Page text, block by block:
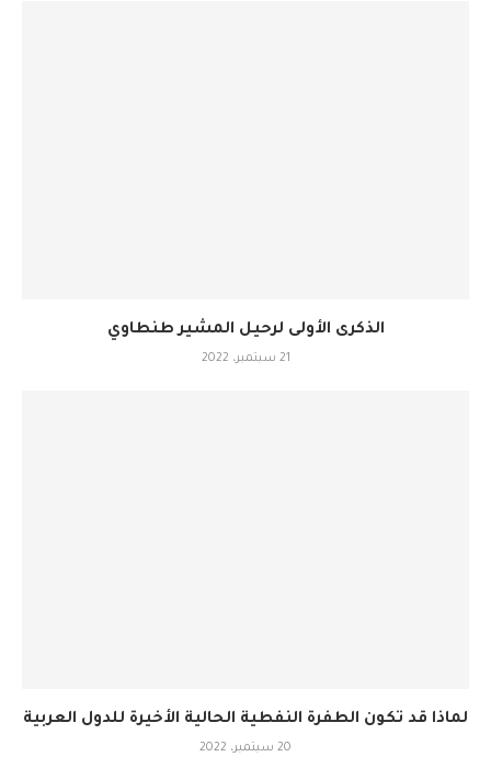
الذكرى الأولى لرحيل المشير طنطاوي
21 سبتمبر، 2022
لماذا قد تكون الطفرة النفطية الحالية الأخيرة للدول العربية
20 سبتمبر، 2022